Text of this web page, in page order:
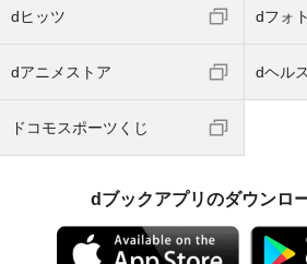
dヒッツ dフォト
dアニメストア dヘル
ドコモスポーツくじ
dブックアプリのダウンロ